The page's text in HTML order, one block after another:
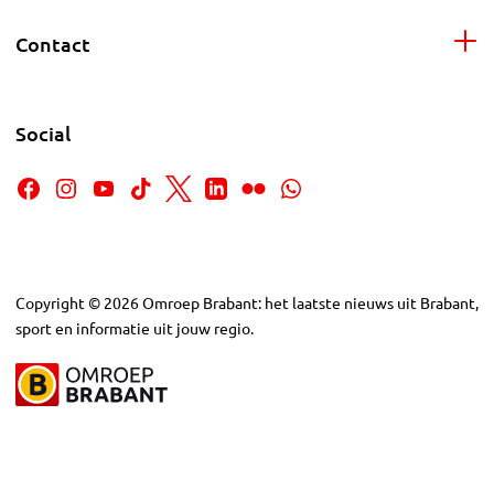
Contact
Social
Copyright © 2026Omroep Brabant: het laatste nieuws uit Brabant,
sport en informatie uit jouw regio.